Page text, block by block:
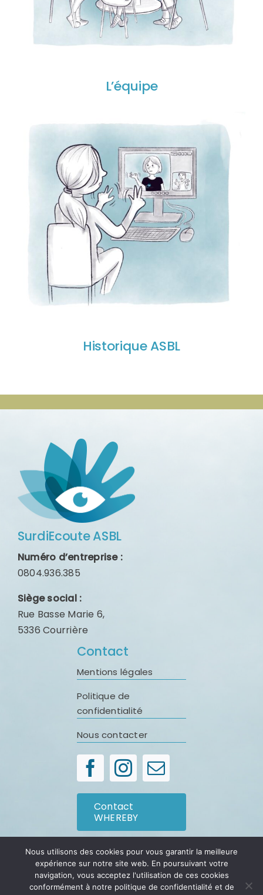
L’équipe
Historique ASBL
SurdiEcoute ASBL
Numéro d’entreprise :
0804.936.385
Siège social :
Rue Basse Marie 6,
5336 Courrière
Contact
Mentions légales
Politique de
confidentialité
Nous contacter
Contact
WHEREBY
Contact
FACEBOOK
Nous utilisons des cookies pour vous garantir la meilleure
expérience sur notre site web. En poursuivant votre
navigation, vous acceptez l'utilisation de ces cookies
conformément à notre politique de confidentialité et de